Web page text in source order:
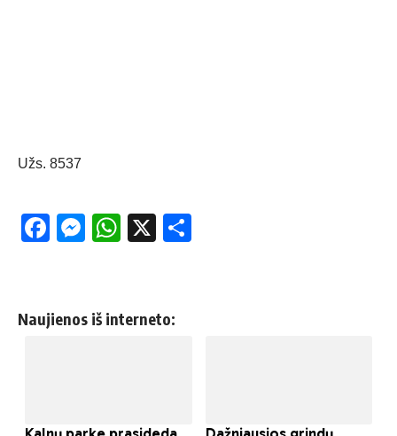
Užs. 8537
Facebook
Messenger
WhatsApp
X
Naujienos iš interneto: